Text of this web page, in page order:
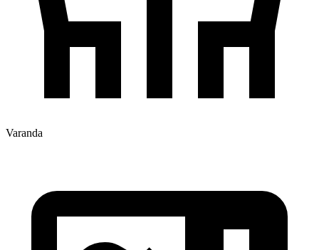
Varanda